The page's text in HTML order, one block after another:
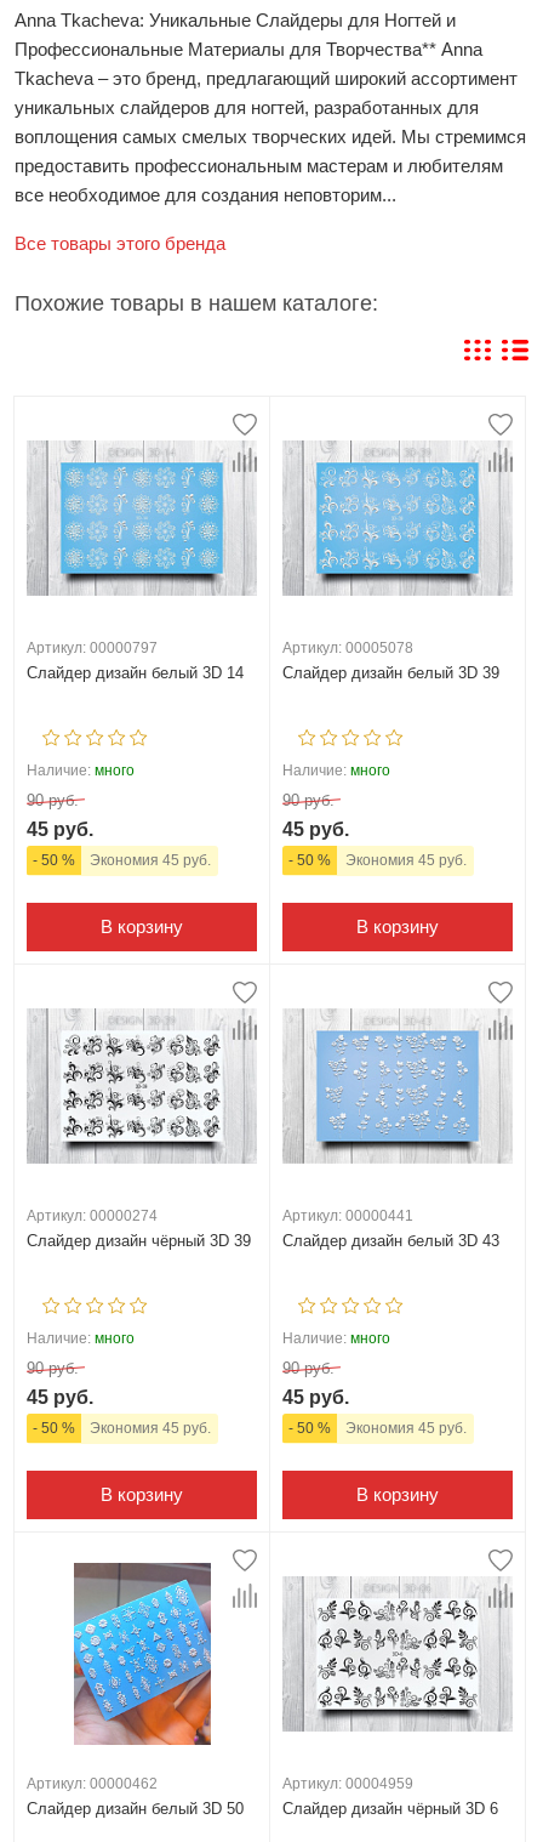
Anna Tkacheva: Уникальные Слайдеры для Ногтей и
Профессиональные Материалы для Творчества** Anna
Tkacheva – это бренд, предлагающий широкий ассортимент
уникальных слайдеров для ногтей, разработанных для
воплощения самых смелых творческих идей. Мы стремимся
предоставить профессиональным мастерам и любителям
все необходимое для создания неповторим...
Все товары этого бренда
Похожие товары в нашем каталоге:
Артикул: 00000797
Слайдер дизайн белый 3D 14
Наличие: много
90 руб.
45 руб.
- 50 % Экономия 45 руб.
В корзину
Артикул: 00005078
Слайдер дизайн белый 3D 39
Наличие: много
90 руб.
45 руб.
- 50 % Экономия 45 руб.
В корзину
Артикул: 00000274
Слайдер дизайн чёрный 3D 39
Наличие: много
90 руб.
45 руб.
- 50 % Экономия 45 руб.
В корзину
Артикул: 00000441
Слайдер дизайн белый 3D 43
Наличие: много
90 руб.
45 руб.
- 50 % Экономия 45 руб.
В корзину
Артикул: 00000462
Слайдер дизайн белый 3D 50
Артикул: 00004959
Слайдер дизайн чёрный 3D 6